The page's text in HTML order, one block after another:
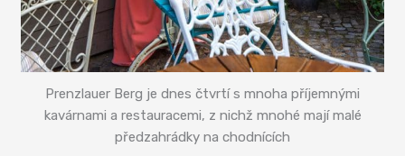
Prenzlauer Berg je dnes čtvrtí s mnoha příjemnými
kavárnami a restauracemi, z nichž mnohé mají malé
předzahrádky na chodnících